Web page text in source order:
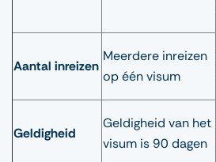
Aantal inreizen
Meerdere inreizen
op één visum
Geldigheid
Geldigheid van het
visum is 90 dagen